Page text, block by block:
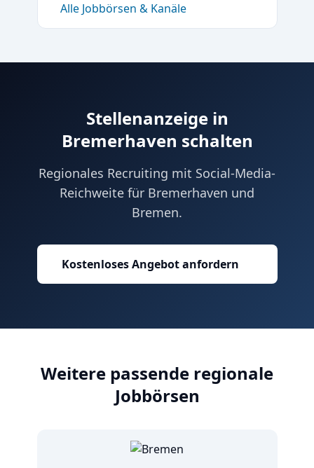
Alle Jobbörsen & Kanäle
Stellenanzeige in
Bremerhaven schalten
Regionales Recruiting mit Social-Media-
Reichweite für Bremerhaven und
Bremen.
Kostenloses Angebot anfordern
Weitere passende regionale
Jobbörsen